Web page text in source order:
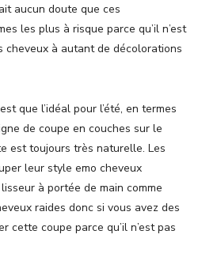
aucun doute que ces
les plus à risque parce qu’il n’est
cheveux à autant de décolorations
que l’idéal pour l’été, en termes
de coupe en couches sur le
est toujours très naturelle. Les
leur style emo cheveux
à portée de main comme
raides donc si vous avez des
cette coupe parce qu’il n’est pas